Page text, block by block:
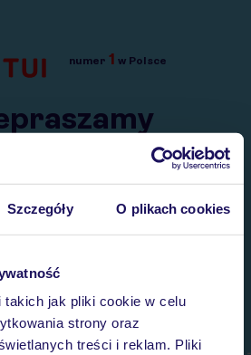
Szczegóły O plikach cookies
takich jak pliki cookie w celu
strony oraz
treści i reklam. Pliki
numer 1 w Polsce
serwis na krótkie wakacje.